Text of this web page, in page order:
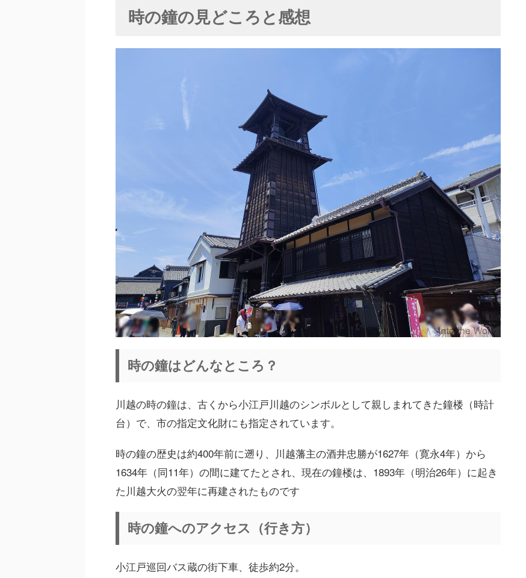
時の鐘の見どころと感想
時の鐘はどんなところ？
川越の時の鐘は、古くから小江戸川越のシンボルとして親しまれてきた鐘楼（時計
台）で、市の指定文化財にも指定されています。
時の鐘の歴史は約400年前に遡り、川越藩主の酒井忠勝が1627年（寛永4年）から
1634年（同11年）の間に建てたとされ、現在の鐘楼は、1893年（明治26年）に起き
た川越大火の翌年に再建されたものです
時の鐘へのアクセス（行き方）
小江戸巡回バス蔵の街下車、徒歩約2分。